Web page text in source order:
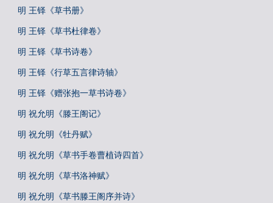
明 王铎《草书册》
明 王铎《草书杜律卷》
明 王铎《草书诗卷》
明 王铎《行草五言律诗轴》
明 王铎《赠张抱一草书诗卷》
明 祝允明《滕王阁记》
明 祝允明《牡丹赋》
明 祝允明《草书手卷曹植诗四首》
明 祝允明《草书洛神赋》
明 祝允明《草书滕王阁序并诗》